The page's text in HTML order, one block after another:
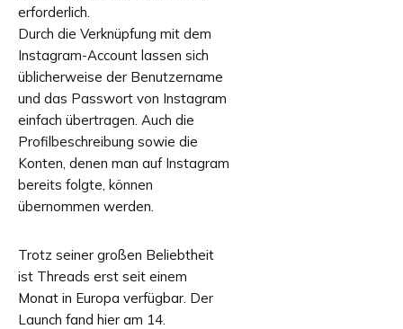
erforderlich.
Durch die Verknüpfung mit dem
Instagram-Account lassen sich
üblicherweise der Benutzername
und das Passwort von Instagram
einfach übertragen. Auch die
Profilbeschreibung sowie die
Konten, denen man auf Instagram
bereits folgte, können
übernommen werden.
Trotz seiner großen Beliebtheit
ist Threads erst seit einem
Monat in Europa verfügbar. Der
Launch fand hier am 14.